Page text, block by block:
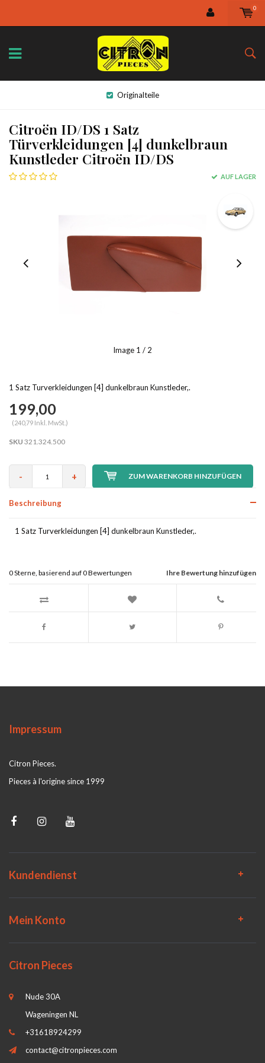
0
Originalteile
Citroën ID/DS 1 Satz
Türverkleidungen [4] dunkelbraun
Kunstleder Citroën ID/DS
AUF LAGER
Image 1 / 2
1 Satz Turverkleidungen [4] dunkelbraun Kunstleder,.
199,00
(240,79 Inkl. MwSt.)
SKU 321.324.500
- + ZUM WARENKORB HINZUFÜGEN
Beschreibung
1 Satz Turverkleidungen [4] dunkelbraun Kunstleder,.
Ihre Bewertung hinzufügen
0Sterne, basierend auf0Bewertungen
Impressum
Citron Pieces.
Pieces à l'origine since 1999
Kundendienst
Mein Konto
Citron Pieces
Nude 30A
Wageningen NL
+31618924299
contact@citronpieces.com